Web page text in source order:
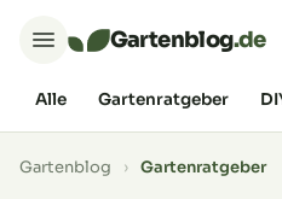
Gartenblog.de
Alle Gartenratgeber
Gartenblog › Gartenratgeber